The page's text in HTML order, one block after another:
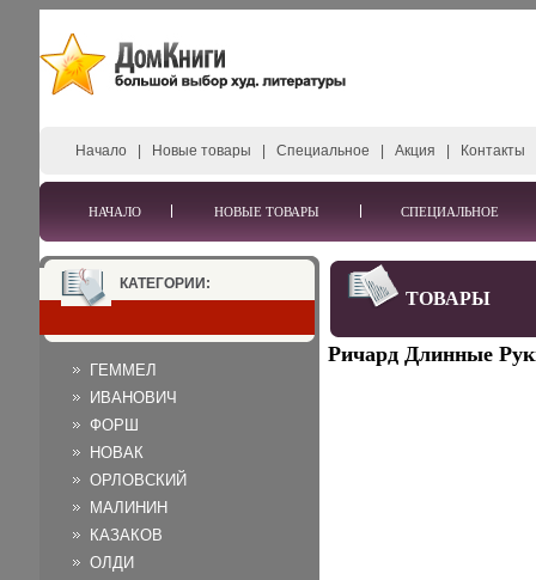
Начало Новые товары Специальное Акция Контакты
НАЧАЛО НОВЫЕ ТОВАРЫ СПЕЦИАЛЬНОЕ
КАТЕГОРИИ:
ГЕММЕЛ
ИВАНОВИЧ
ФОРШ
НОВАК
ОРЛОВСКИЙ
МАЛИНИН
КАЗАКОВ
ОЛДИ
ТОВАРЫ
Ричард Длинные